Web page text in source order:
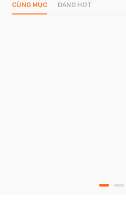
CÙNG MỤC ĐANG HOT